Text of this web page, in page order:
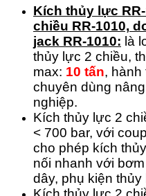
Kích thủy lực
chiều RR-1010,
jack RR-1010: là
thủy lực 2 chiều,
max: 10 tấn, hành
chuyên dùng
nghiệp.
Kích thủy lực 2
< 700 bar, với
cho phép kích
nối nhanh với
dây, phụ kiện thủy